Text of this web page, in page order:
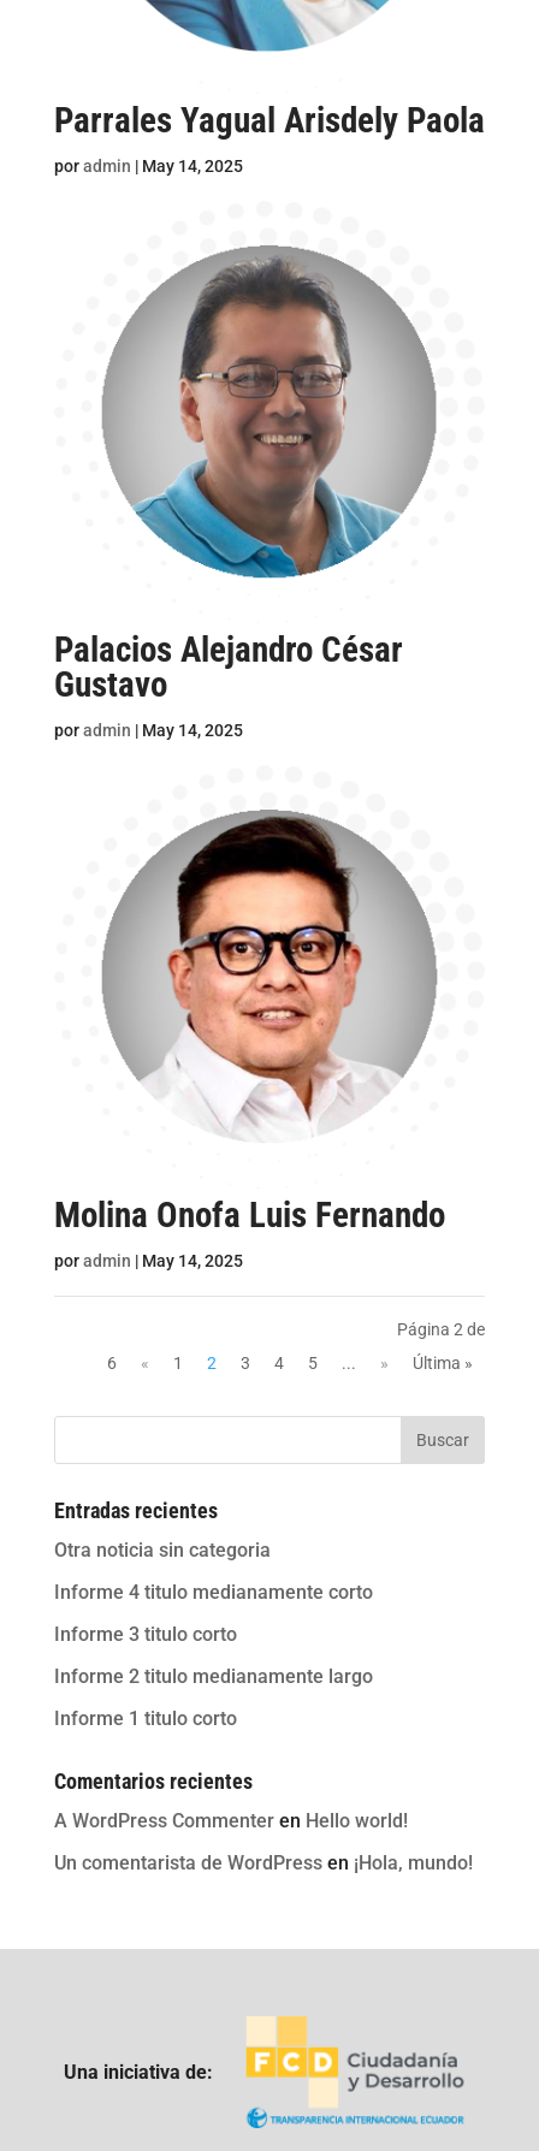
Parrales Yagual Arisdely Paola
poradmin | May 14, 2025
Palacios Alejandro César
Gustavo
poradmin | May 14, 2025
Molina Onofa Luis Fernando
poradmin | May 14, 2025
Página 2 de
6
« 1 2 3 4 5 ... » Última »
Buscar
Entradas recientes
Otra noticia sin categoria
Informe 4 titulo medianamente corto
Informe 3 titulo corto
Informe 2 titulo medianamente largo
Informe 1 titulo corto
Comentarios recientes
A WordPress Commenteren Hello world!
Un comentarista de WordPressen ¡Hola, mundo!
Una iniciativa de: